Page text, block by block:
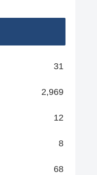
31
2,969
12
8
68